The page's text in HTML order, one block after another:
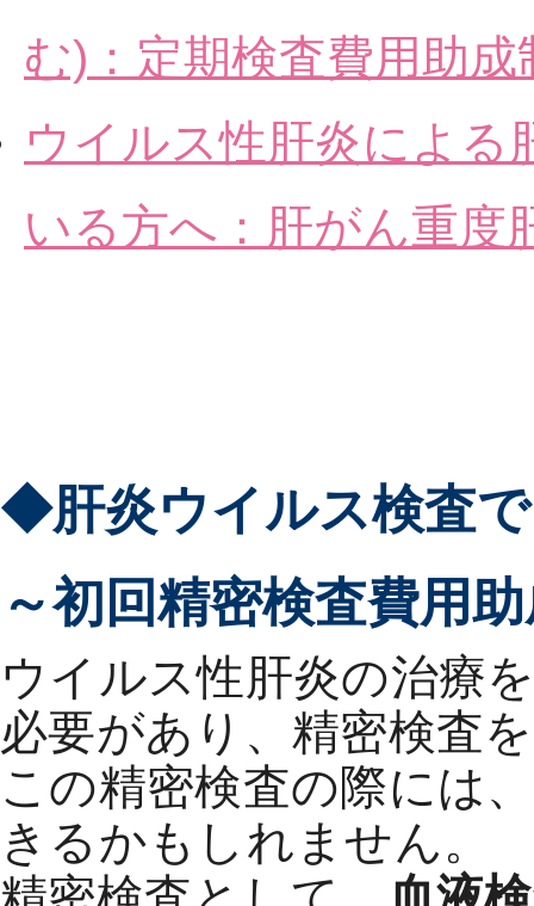
む)：定期検査費用助成
ウイルス性肝炎による
いる方へ：肝がん重度
◆肝炎ウイルス検査
～初回精密検査費用
ウイルス性肝炎の治療
必要があり、精密検査
この精密検査の際には
きるかもしれません。